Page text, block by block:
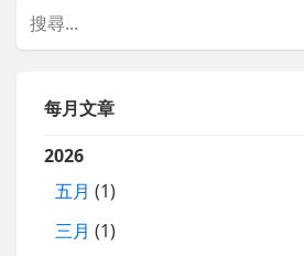
每月文章
2026
五月 (1)
三月 (1)